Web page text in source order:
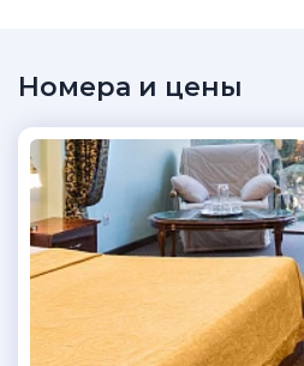
Номера и цены